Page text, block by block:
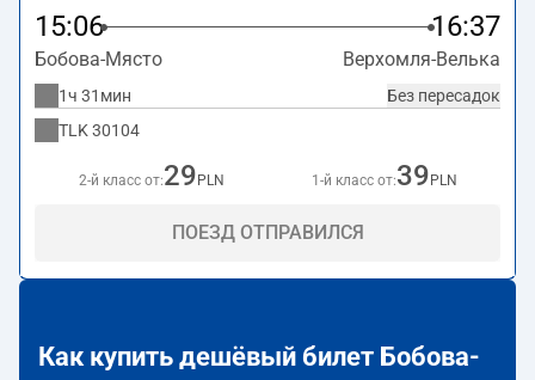
15:06 16:37
Бобова-Място Верхомля-Велька
Без пересадок
1ч 31мин
TLK 30104
2-й класс от:29 PLN 1-й класс от:39 PLN
ПОЕЗД ОТПРАВИЛСЯ
Как купить дешёвый билет Бобова-